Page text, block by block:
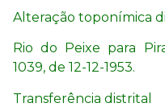
Alteração toponímica
Rio do Peixe para
1039, de 12-12-1953.
Transferência distrital